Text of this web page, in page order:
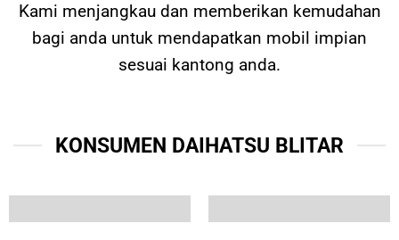
Kami menjangkau dan memberikan kemudahan
bagi anda untuk mendapatkan mobil impian
sesuai kantong anda.
KONSUMEN DAIHATSU BLITAR